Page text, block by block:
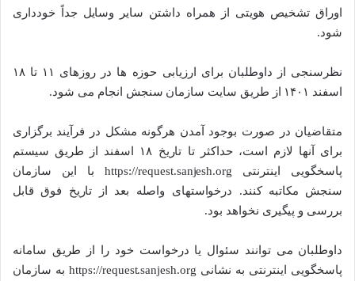
اوراق تشخیص هویتی از همراه داشتن سایر وسایل جداً خودداری
شود.
نظرسنجی از داوطلبان برای ارزیابی حوزه ها در روزهای ۱۱ تا ۱۸
اسفند ۱۴۰۱ از طریق سایت سازمان سنجش انجام می شود.
متقاضیان در صورت بوجود آمدن هرگونه مشکل در فرآیند برگزاری
برای آنها لازم است، حداکثر تا تاریخ ۱۸ اسفند از طریق سیستم
پاسخگویی اینترنتی https://request.sanjesh.org با این سازمان
سنجش مکاتبه کنند. درخواستهای واصله بعد از تاریخ فوق قابل
بررسی و پیگیری نخواهد بود.
داوطلبان می توانند سئوال یا درخواست خود را از طریق سامانه
پاسخگویی اینترنتی به نشانی https://request.sanjesh.org به سازمان